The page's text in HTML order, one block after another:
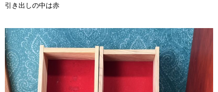
引き出しの中は赤